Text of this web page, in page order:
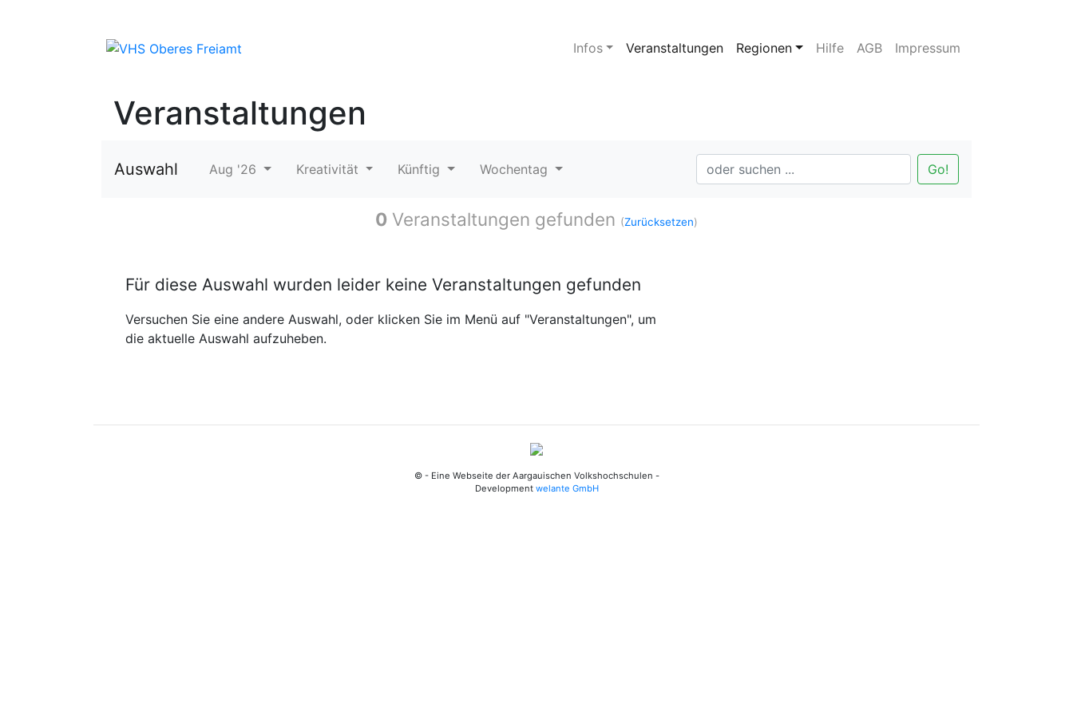
Infos Veranstaltungen Regionen Hilfe AGB Impressum
Veranstaltungen
Auswahl Aug '26 Kreativität Künftig Wochentag Go!
0 Veranstaltungen gefunden (Zurücksetzen)
Für diese Auswahl wurden leider keine Veranstaltungen gefunden
Versuchen Sie eine andere Auswahl, oder klicken Sie im Menü auf "Veranstaltungen", um
die aktuelle Auswahl aufzuheben.
© - Eine Webseite der Aargauischen Volkshochschulen -
Development welante GmbH